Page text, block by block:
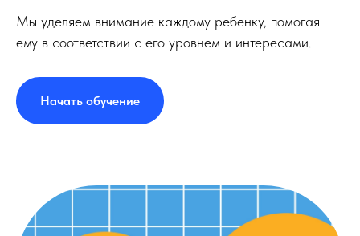
Мы уделяем внимание каждому ребенку, помогая
ему в соответствии с его уровнем и интересами.
Начать обучение